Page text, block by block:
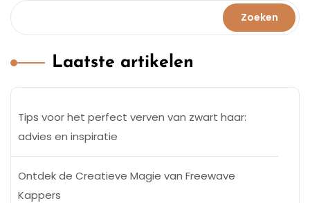
Zoeken
Laatste artikelen
Tips voor het perfect verven van zwart haar:
advies en inspiratie
Ontdek de Creatieve Magie van Freewave
Kappers